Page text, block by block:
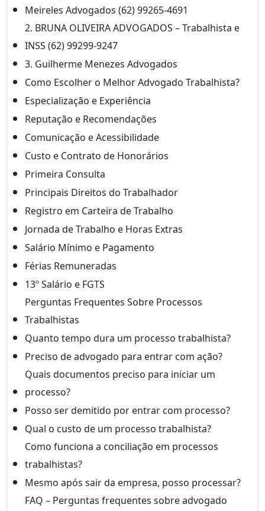
Meireles Advogados (62) 99265-4691
2. BRUNA OLIVEIRA ADVOGADOS – Trabalhista e
INSS (62) 99299-9247
3. Guilherme Menezes Advogados
Como Escolher o Melhor Advogado Trabalhista?
Especialização e Experiência
Reputação e Recomendações
Comunicação e Acessibilidade
Custo e Contrato de Honorários
Primeira Consulta
Principais Direitos do Trabalhador
Registro em Carteira de Trabalho
Jornada de Trabalho e Horas Extras
Salário Mínimo e Pagamento
Férias Remuneradas
13º Salário e FGTS
Perguntas Frequentes Sobre Processos
Trabalhistas
Quanto tempo dura um processo trabalhista?
Preciso de advogado para entrar com ação?
Quais documentos preciso para iniciar um
processo?
Posso ser demitido por entrar com processo?
Qual o custo de um processo trabalhista?
Como funciona a conciliação em processos
trabalhistas?
Mesmo após sair da empresa, posso processar?
FAQ – Perguntas frequentes sobre advogado